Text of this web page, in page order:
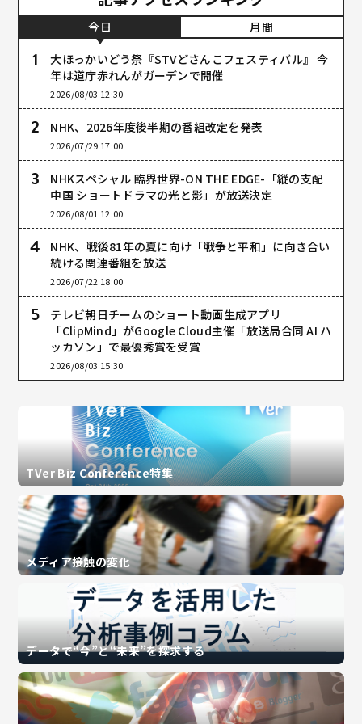
今日
月間
大ほっかいどう祭『STVどさんこフェスティバル』 今
年は道庁赤れんがガーデンで開催
2026/08/03 12:30
NHK、2026年度後半期の番組改定を発表
2026/07/29 17:00
NHKスペシャル 臨界世界-ON THE EDGE-「縦の支配
中国 ショートドラマの光と影」が放送決定
2026/08/01 12:00
NHK、戦後81年の夏に向け「戦争と平和」に向き合い
続ける関連番組を放送
2026/07/22 18:00
テレビ朝日チームのショート動画生成アプリ
「ClipMind」がGoogle Cloud主催「放送局合同 AI ハ
ッカソン」で最優秀賞を受賞
2026/08/03 15:30
TVer Biz Conference特集
メディア接触の変化
データで“今”と“未来”を探求する